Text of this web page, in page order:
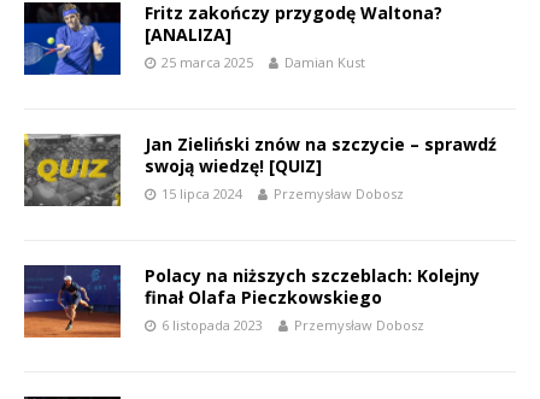
Fritz zakończy przygodę Waltona?
[ANALIZA]
25 marca 2025 Damian Kust
Jan Zieliński znów na szczycie – sprawdź
swoją wiedzę! [QUIZ]
15 lipca 2024 Przemysław Dobosz
Polacy na niższych szczeblach: Kolejny
finał Olafa Pieczkowskiego
6 listopada 2023 Przemysław Dobosz